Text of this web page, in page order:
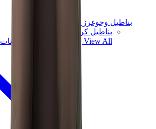
بناطيل وجوغرز وشورتات
بناطيل كروم هارتس
View All بناطيل وجوغرز وشورتات